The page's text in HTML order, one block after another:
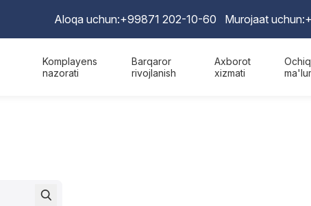
Aloqa uchun:+99871 202-10-60 Murojaat uchun:
Komplayens
nazorati
Barqaror
rivojlanish
Axborot
xizmati
Ochiq